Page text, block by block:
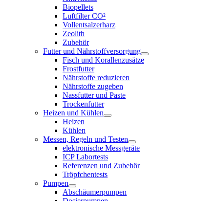
Biopellets
Luftfilter CO²
Vollentsalzerharz
Zeolith
Zubehör
Futter und Nährstoffversorgung
Fisch und Korallenzusätze
Frostfutter
Nährstoffe reduzieren
Nährstoffe zugeben
Nassfutter und Paste
Trockenfutter
Heizen und Kühlen
Heizen
Kühlen
Messen, Regeln und Testen
elektronische Messgeräte
ICP Labortests
Referenzen und Zubehör
Tröpfchentests
Pumpen
Abschäumerpumpen